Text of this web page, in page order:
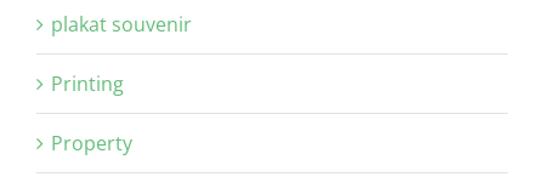
plakat souvenir
Printing
Property